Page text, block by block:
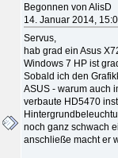
Begonnen von AlisD
14. Januar 2014,
Servus,
hab grad ein Asus
Windows 7 HP ist
Sobald ich den
ASUS - warum auch
verbaute HD5470
noch ganz schwach
anschließe macht er